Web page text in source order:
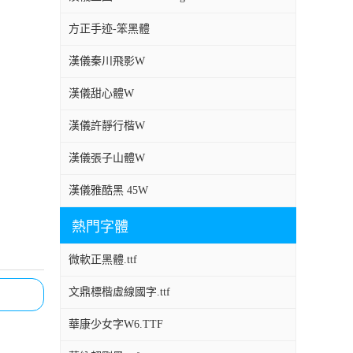
方正手迹-笨黑體
漢儀秦川飛影W
漢儀甜心體W
漢儀許靜行楷W
漢儀張子山體W
漢儀雅酷黑 45W
熱門字體
微軟正黑體.ttf
文鼎標楷虛線國字.ttf
華康少女字W6.TTF